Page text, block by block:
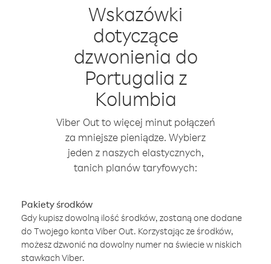
Wskazówki
dotyczące
dzwonienia do
Portugalia z
Kolumbia
Viber Out to więcej minut połączeń
za mniejsze pieniądze. Wybierz
jeden z naszych elastycznych,
tanich planów taryfowych:
Pakiety środków
Gdy kupisz dowolną ilość środków, zostaną one dodane
do Twojego konta Viber Out. Korzystając ze środków,
możesz dzwonić na dowolny numer na świecie w niskich
stawkach Viber.